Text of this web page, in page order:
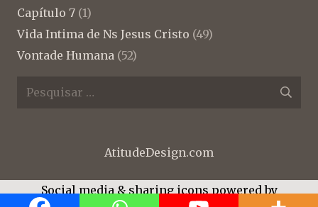
Capítulo 7 (1)
Vida Intima de Ns Jesus Cristo (49)
Vontade Humana (52)
Pesquisar
AtitudeDesign.com
Social media & sharing icons powered by